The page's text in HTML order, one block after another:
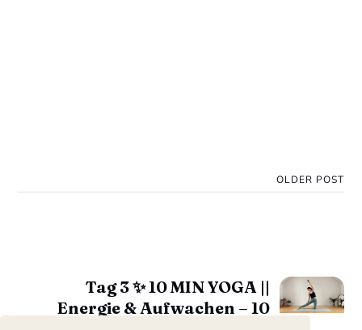
OLDER POST
Tag 3 ✨ 10 MIN YOGA ||
Energie & Aufwachen – 10